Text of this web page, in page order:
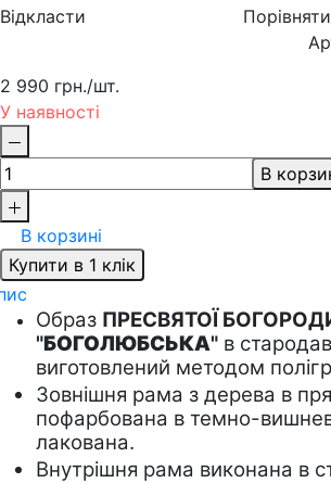
Відкласти
Порівняти
2 990 грн./шт.
У наявності
В
В корзині
Купити в 1 клік
Образ ПРЕСВЯТОЇ
"БОГОЛЮБСЬКА" в
виготовлений методом
Зовнішня рама з дерева в
пофарбована в темно-
лакована.
Внутрішня рама виконана в